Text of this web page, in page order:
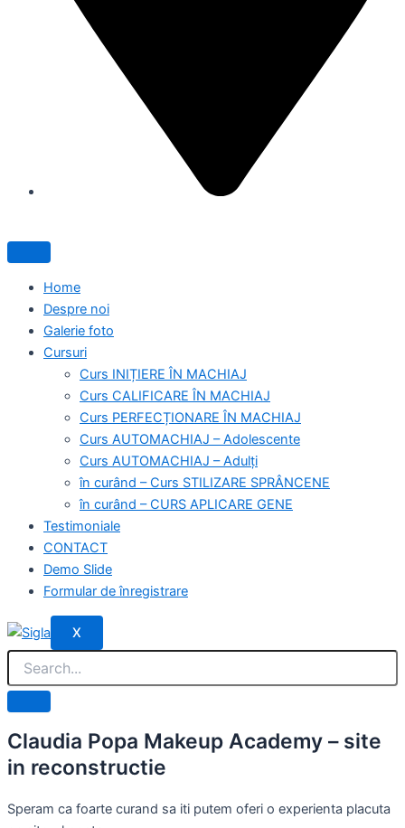
Home
Despre noi
Galerie foto
Cursuri
Curs INIȚIERE ÎN MACHIAJ
Curs CALIFICARE ÎN MACHIAJ
Curs PERFECȚIONARE ÎN MACHIAJ
Curs AUTOMACHIAJ – Adolescente
Curs AUTOMACHIAJ – Adulți
în curând – Curs STILIZARE SPRÂNCENE
în curând – CURS APLICARE GENE
Testimoniale
CONTACT
Demo Slide
Formular de înregistrare
X
Claudia Popa Makeup Academy – site
in reconstructie
Speram ca foarte curand sa iti putem oferi o experienta placuta